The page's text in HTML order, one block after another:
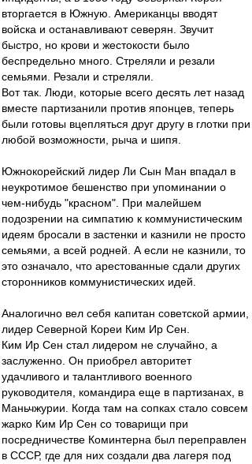
вторгается в Южную. Американцы вводят
войска и останавливают северян. Звучит
быстро, но крови и жестокости было
беспредельно много. Стреляли и резали
семьями. Резали и стреляли.
Вот так. Люди, которые всего десять лет назад
вместе партизанили против японцев, теперь
были готовы вцепляться друг другу в глотки при
любой возможности, рыча и шипя.
Южнокорейский лидер Ли Сын Ман впадал в
неукротимое бешенство при упоминании о
чем-нибудь "красном". При малейшем
подозрении на симпатию к коммунистическим
идеям бросали в застенки и казнили не просто
семьями, а всей родней. А если не казнили, то
это означало, что арестованные сдали других
сторонников коммунистических идей.
Аналогично вел себя капитан советской армии,
лидер Северной Кореи Ким Ир Сен.
Ким Ир Сен стал лидером не случайно, а
заслуженно. Он приобрел авторитет
удачливого и талантливого военного
руководителя, командира еще в партизанах, в
Маньчжурии. Когда там на сопках стало совсем
жарко Ким Ир Сен со товарищи при
посредничестве Коминтерна был переправлен
в СССР, где для них создали два лагеря под